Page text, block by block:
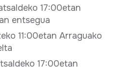
17:00etan
entsegua
11:00etan Arraguako
17:00etan